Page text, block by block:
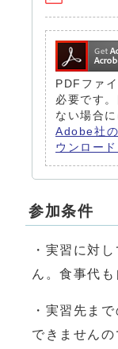
PDFファ
必要です
ない場合に
Adobe社
ウンロー
参加条件
・実習に対
ん。食事代も
・実習先ま
できませんの